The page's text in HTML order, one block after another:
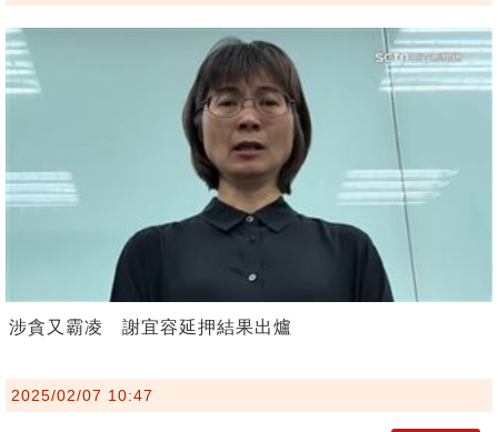
涉貪又霸凌 謝宜容延押結果出爐
2025/02/07 10:47